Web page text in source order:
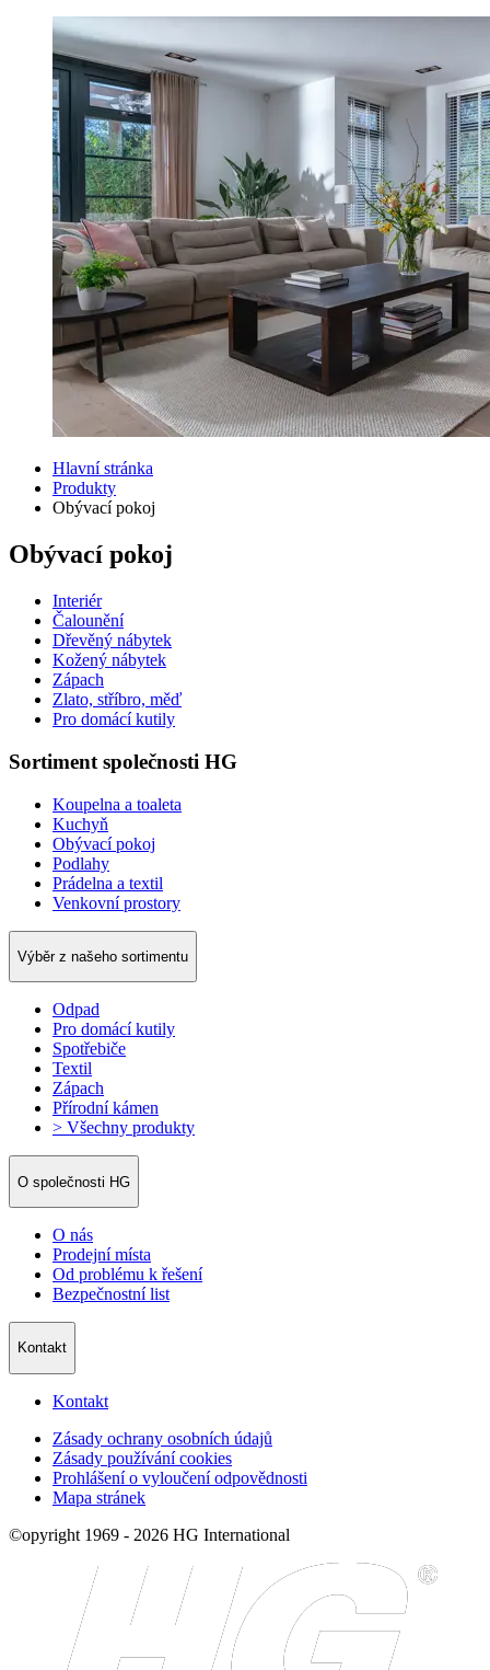
Hlavní stránka
Produkty
Obývací pokoj
Obývací pokoj
Interiér
Čalounění
Dřevěný nábytek
Kožený nábytek
Zápach
Zlato, stříbro, měď
Pro domácí kutily
Sortiment společnosti HG
Koupelna a toaleta
Kuchyň
Obývací pokoj
Podlahy
Prádelna a textil
Venkovní prostory
Výběr z našeho sortimentu
Odpad
Pro domácí kutily
Spotřebiče
Textil
Zápach
Přírodní kámen
> Všechny produkty
O společnosti HG
O nás
Prodejní místa
Od problému k řešení
Bezpečnostní list
Kontakt
Kontakt
Zásady ochrany osobních údajů
Zásady používání cookies
Prohlášení o vyloučení odpovědnosti
Mapa stránek
©opyright 1969 - 2026 HG International